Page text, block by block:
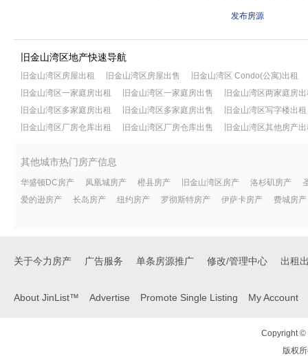
发布房源
旧金山湾区地产快速导航
旧金山湾区房屋出租 旧金山湾区房屋出售
旧金山湾区 Condo(公寓)出租
旧金山湾区一家庭房出租
旧金山湾区一家庭房出售
旧金山湾区两家庭房
旧金山湾区多家庭房出租
旧金山湾区多家庭房出售
旧金山湾区写字楼出租
旧金山湾区厂房仓库出租
旧金山湾区厂房仓库出售 旧金山湾区其他房产
其他城市热门房产信息
华盛顿DC房产 凤凰城房产 橙县房产 旧金山湾区房产 洛杉矶房产
爱的逊房产
长岛房产 纽约房产 罗彻斯特房产 伊萨卡房产 费城房产
关于今力房产 广告服务 单条房源推广 修改/管理中心 出租
About JinList™ Advertise Promote Single Listing My Account
Copyright ©
版权